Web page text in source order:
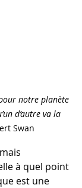
notre planète
d’autre va la
Swan
à quel point
est une